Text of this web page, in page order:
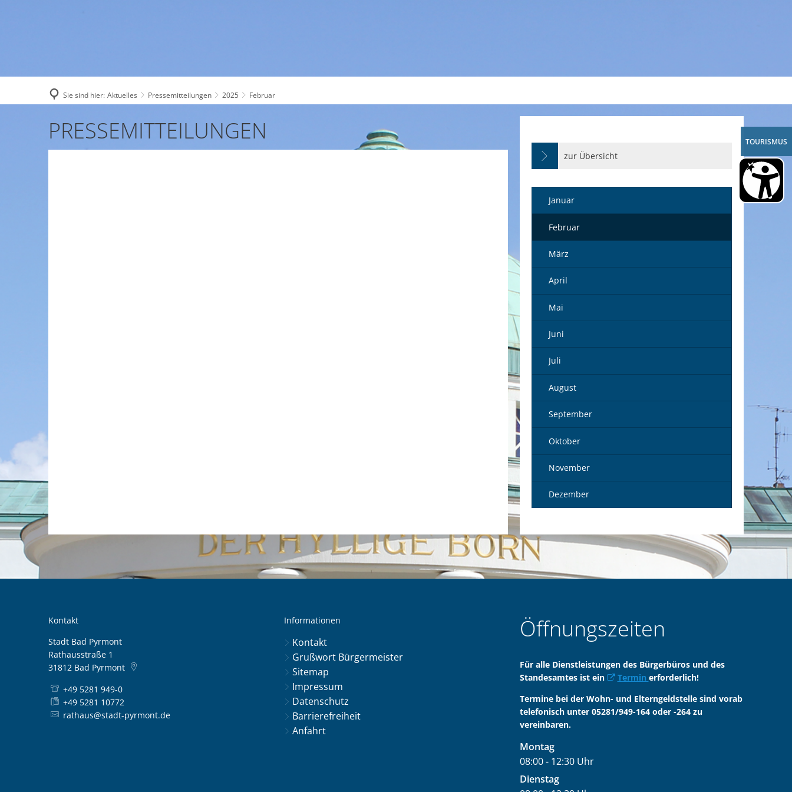
TOURISMUS
Sie sind hier: Aktuelles Pressemitteilungen 2025 Februar
FebruarPRESSEMITTEILUNGEN
zur Übersicht
Januar
Februar
März
April
Mai
Juni
Juli
August
September
Oktober
November
Dezember
Kontakt
Stadt Bad Pyrmont
Rathausstraße 1
31812 Bad Pyrmont
+49 5281 949-0
+49 5281 10772
rathaus@stadt-pyrmont.de
Informationen
Kontakt
Grußwort Bürgermeister
Sitemap
Impressum
Datenschutz
Barrierefreiheit
Anfahrt
Öffnungszeiten
Für alle Dienstleistungen des Bürgerbüros und des
Standesamtes ist ein
Termin erforderlich!
Termine bei der Wohn- und Elterngeldstelle sind vorab
telefonisch unter 05281/949-164 oder -264 zu
vereinbaren.
Montag
08:00- 12:30 Uhr
Von 08:00 bis 12:30 Uhr
Dienstag